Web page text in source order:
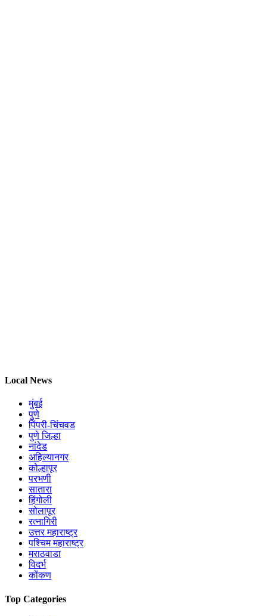
Local News
मुंबई
पुणे
पिंपरी-चिंचवड
पुणे जिल्हा
नांदेड
अहिल्यानगर
कोल्हापूर
परभणी
सातारा
हिंगोली
सोलापूर
रत्नागिरी
उत्तर महाराष्ट्र
पश्चिम महाराष्ट्र
मराठवाडा
विदर्भ
कोंकण
Top Categories